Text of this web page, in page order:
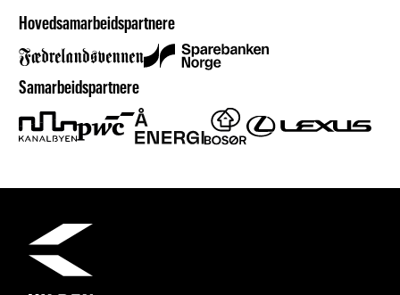
Hovedsamarbeidspartnere
Samarbeidspartnere